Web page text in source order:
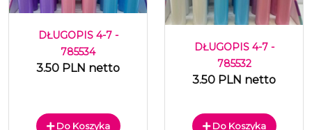
DŁUGOPIS 4-7 -
785534
3.50 PLN netto
Do Koszyka
DŁUGOPIS 4-7 -
785532
3.50 PLN netto
Do Koszyka